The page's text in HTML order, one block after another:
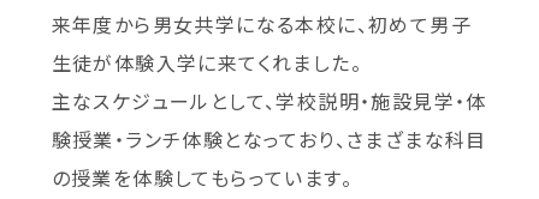
来年度から男女共学になる本校に、初めて男子
生徒が体験入学に来てくれました。
主なスケジュールとして、学校説明・施設見学・体
験授業・ランチ体験となっており、さまざまな科目
の授業を体験してもらっています。